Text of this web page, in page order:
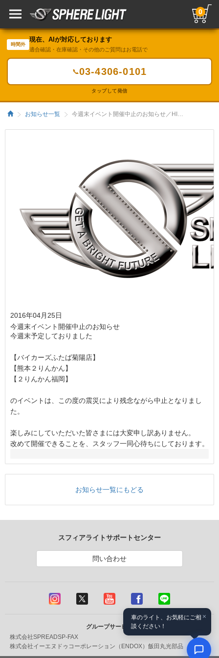
0
時間外
現在、AIが対応しております
適合確認・在庫確認・その他のご質問はお電話で
📞03-4306-0101
タップして発信
お知らせ一覧 今週末イベント開催中止のお知らせ／HIDキット｜LEDヘッドライト販売のスフィアライト
2016年04月25日
今週末イベント開催中止のお知らせ
今週末予定しておりました
【バイカーズふたば菊陽店】
【熊本２りんかん】
【２りんかん福岡】
のイベントは、この度の震災により残念ながら中止となりまし
た。
楽しみにしていただいた皆さまには大変申し訳ありません。
改めて開催できることを、スタッフ一同心待ちにしております。
お知らせ一覧にもどる
スフィアライトサポートセンター
問い合わせ
グループサービス
株式会社SPREADSP-FAX
株式会社イーエヌドゥコーポレーション（ENDOX） 飯田丸光部品
×
車のライト、お気軽にご相
談ください！